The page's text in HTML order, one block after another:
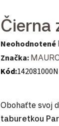
Čierna
Priemerné
Neohodnotené
Značka:
Kód:142081000N
Obohaťte svoj
taburetkou